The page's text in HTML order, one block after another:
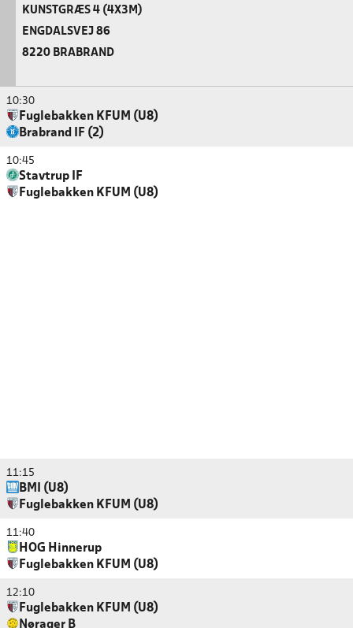
KUNSTGRÆS 4 (4X3M)
ENGDALSVEJ 86
8220 BRABRAND
10:30
Fuglebakken KFUM (U8)
Brabrand IF (2)
10:45
Stavtrup IF
Fuglebakken KFUM (U8)
11:15
BMI (U8)
Fuglebakken KFUM (U8)
11:40
HOG Hinnerup
Fuglebakken KFUM (U8)
12:10
Fuglebakken KFUM (U8)
Nørager B